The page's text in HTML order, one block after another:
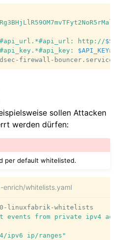
http://
$API_KEY#"
sollen Attacken
werden dürfen:
per default whitelisted.
whitelists.yaml
linuxfabrik-whitelists
events from private ipv4
ipv6
ip/ranges"